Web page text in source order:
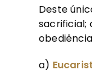
Deste
sacrificial;
a)